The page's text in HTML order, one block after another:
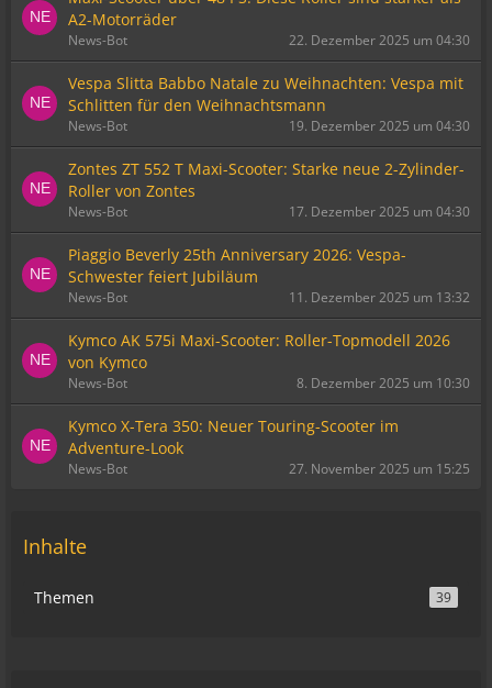
A2-Motorräder
News-Bot 22. Dezember 2025 um 04:30
Vespa Slitta Babbo Natale zu Weihnachten: Vespa mit
Schlitten für den Weihnachtsmann
News-Bot 19. Dezember 2025 um 04:30
Zontes ZT 552 T Maxi-Scooter: Starke neue 2-Zylinder-
Roller von Zontes
News-Bot 17. Dezember 2025 um 04:30
Piaggio Beverly 25th Anniversary 2026: Vespa-
Schwester feiert Jubiläum
News-Bot 11. Dezember 2025 um 13:32
Kymco AK 575i Maxi-Scooter: Roller-Topmodell 2026
von Kymco
News-Bot 8. Dezember 2025 um 10:30
Kymco X-Tera 350: Neuer Touring-Scooter im
Adventure-Look
News-Bot 27. November 2025 um 15:25
Inhalte
Themen 39